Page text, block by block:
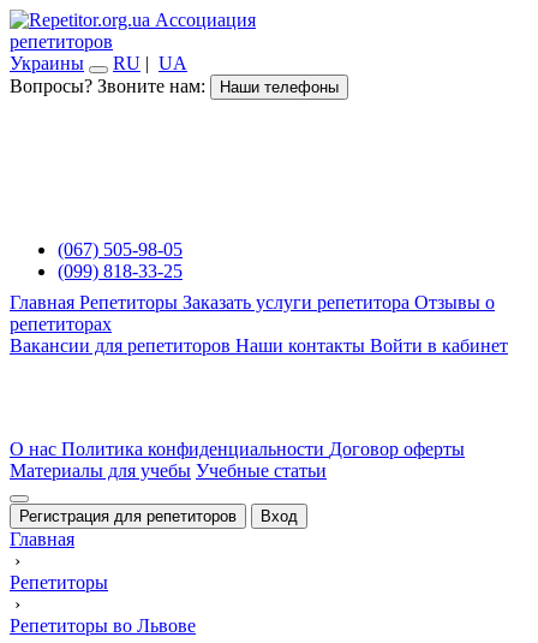
Ассоциация
репетиторов
Украины
RU | UA
Вопросы? Звоните нам:
Наши телефоны
(067) 505-98-05
(099) 818-33-25
Главная Репетиторы Заказать услуги репетитора Отзывы о
репетиторах
Вакансии для репетиторов Наши контакты Войти в кабинет
О нас Политика конфиденциальности Договор оферты
Материалы для учебы Учебные статьи
Регистрация для репетиторов Вход
Главная
›
Репетиторы
›
Репетиторы во Львове